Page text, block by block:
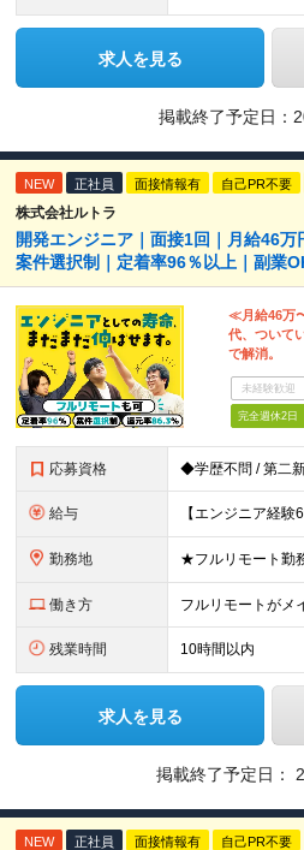
求人を見る
掲載終了予定日：
NEW 正社員 面接情報有 自己PR不要
株式会社ルトラ
開発エンジニア｜面接1回｜月給46万
案件選択制｜定着率96％以上｜副業
≪月給46万
代、ついて
で解消。
未経験歓迎
完全週休2日
応募資格
給与
勤務地
働き方 フルリモートがメ
残業時間 10時間以内
求人を見る
掲載終了予定日：
NEW 正社員 面接情報有 自己PR不要